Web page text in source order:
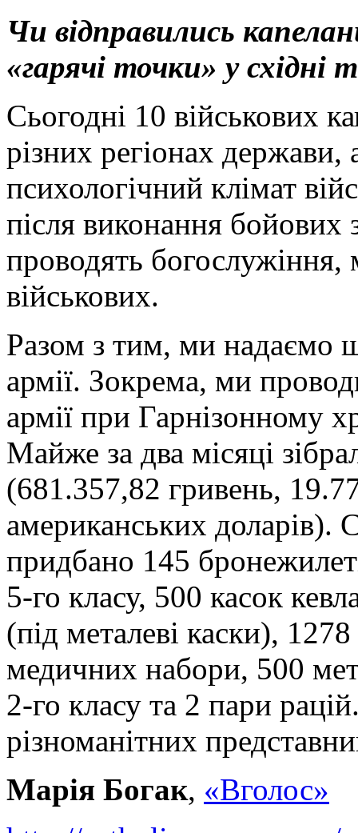
Чи відправились
«гарячі точки» у східні
Сьогодні 10 військових
різних регіонах держави,
психологічний клімат
після виконання
проводять богослужіння,
військових.
Разом з тим, ми надаємо
армії. Зокрема, ми
армії при Гарнізонному
Майже за два місяці
(681.357,82 гривень,
американських доларів).
придбано 145
5-го класу, 500 касок
(під металеві каски),
медичних набори, 500
2-го класу та 2 пари
різноманітних
Марія Богак, «Вголос»